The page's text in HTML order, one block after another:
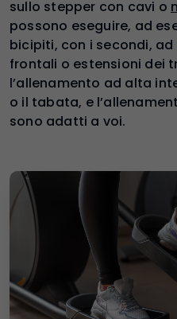
sullo stepper con cavi o
possono eseguire, ad
bicipiti, con i secondi,
frontali o estensioni dei
l’allenamento ad alta
o il tabata, e
sono adatti a voi.